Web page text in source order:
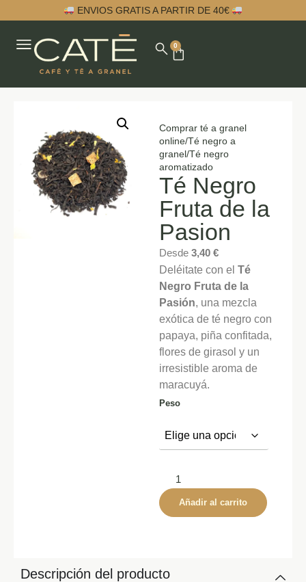
ENVIOS GRATIS A PARTIR DE 40€
0
Comprar té a granel
online/Té negro a
granel/Té negro
aromatizado
Té Negro
Fruta de la
Pasion
Desde3,40€
Deléitate con elTé
Negro Fruta de la
Pasión, una mezcla
exótica de té negro con
papaya, piña confitada,
flores de girasol y un
irresistible aroma de
maracuyá.
Peso
Añadir al carrito
Descripción del producto